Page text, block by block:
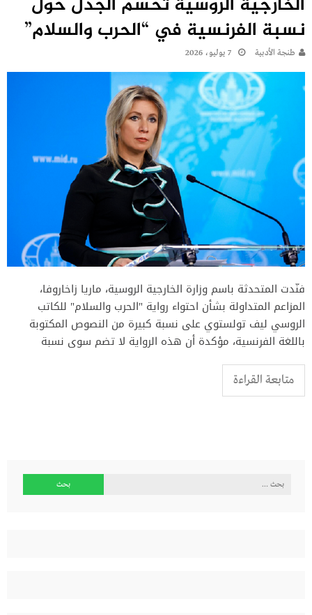
نسبة الفرنسية في “الحرب والسلام”
طنجة الأدبية 7 يوليو، 2026
فنّدت المتحدثة باسم وزارة الخارجية الروسية، ماريا زاخاروفا،
المزاعم المتداولة بشأن احتواء رواية "الحرب والسلام" للكاتب
الروسي ليف تولستوي على نسبة كبيرة من النصوص المكتوبة
باللغة الفرنسية، مؤكدة أن هذه الرواية لا تضم سوى نسبة
متابعة القراءة
البحث